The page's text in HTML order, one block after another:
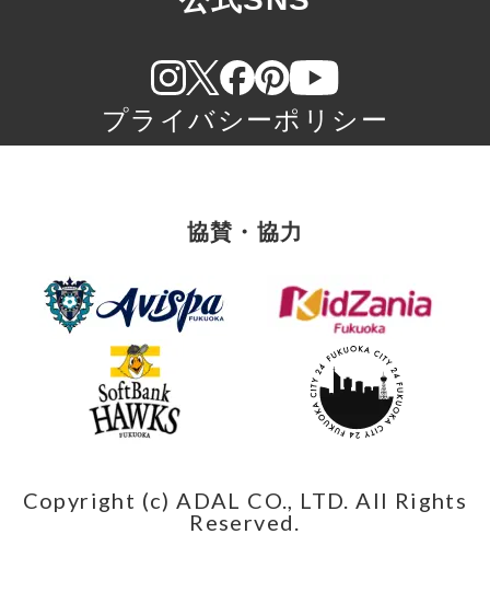
プライバシーポリシー
協賛・協力
Copyright (c) ADAL CO., LTD. All Rights
Reserved.